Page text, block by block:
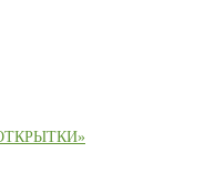
ОТКРЫТКИ»